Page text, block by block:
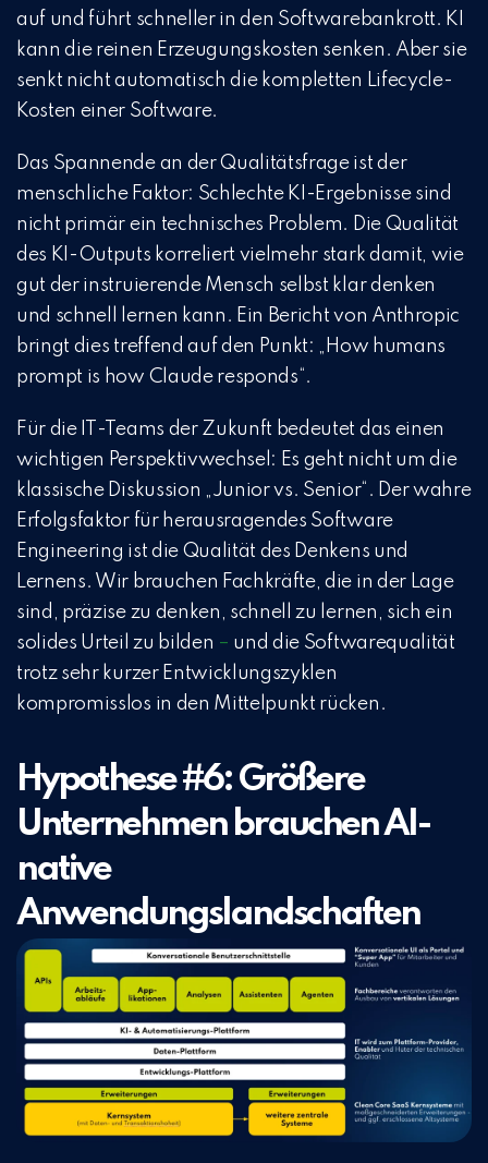
auf und führt schneller in den Softwarebankrott. KI
kann die reinen Erzeugungskosten senken. Aber sie
senkt nicht automatisch die kompletten Lifecycle-
Kosten einer Software.
Das Spannende an der Qualitätsfrage ist der
menschliche Faktor: Schlechte KI-Ergebnisse sind
nicht primär ein technisches Problem. Die Qualität
des KI-Outputs korreliert vielmehr stark damit, wie
gut der instruierende Mensch selbst klar denken
und schnell lernen kann. Ein Bericht von Anthropic
bringt dies treffend auf den Punkt: „How humans
prompt is how Claude responds“.
Für die IT-Teams der Zukunft bedeutet das einen
wichtigen Perspektivwechsel: Es geht nicht um die
klassische Diskussion „Junior vs. Senior“. Der wahre
Erfolgsfaktor für herausragendes Software
Engineering ist die Qualität des Denkens und
Lernens. Wir brauchen Fachkräfte, die in der Lage
sind, präzise zu denken, schnell zu lernen, sich ein
solides Urteil zu bilden – und die Softwarequalität
trotz sehr kurzer Entwicklungszyklen
kompromisslos in den Mittelpunkt rücken.
Hypothese #6: Größere
Unternehmen brauchen AI-
native
Anwendungslandschaften